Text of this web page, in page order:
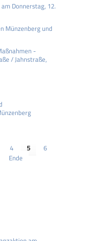
Donnerstag, 12.
Münzenberg und
-
/ Jahnstraße,
4 5
6
Ende